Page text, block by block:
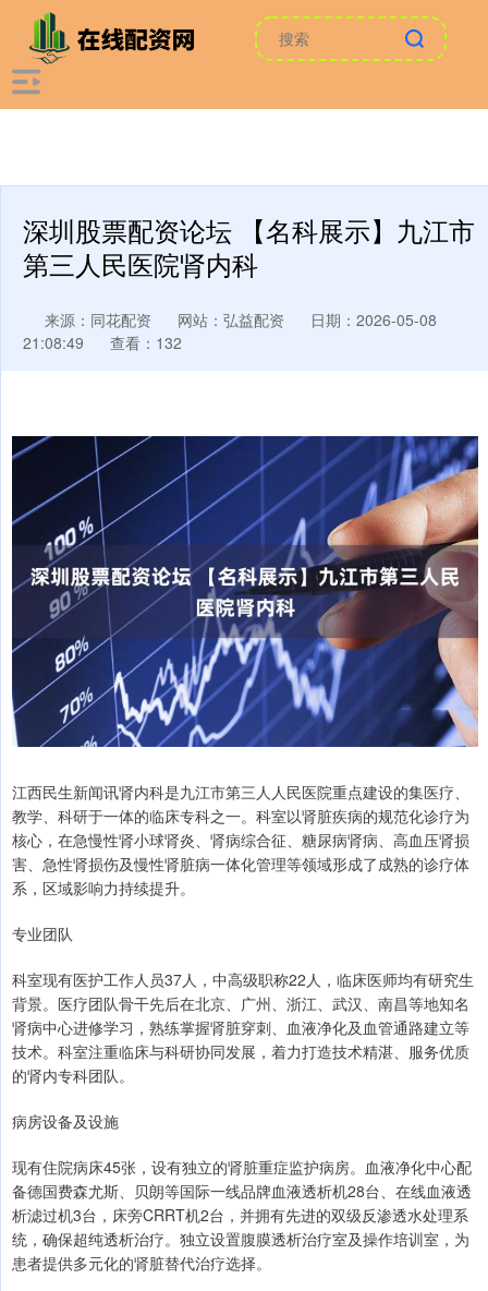
深圳股票配资论坛 【名科展示】九江市
第三人民医院肾内科
来源：同花配资 网站：弘益配资
日期：2026-05-08
21:08:49
查看：132
江西民生新闻讯肾内科是九江市第三人人民医院重点建设的集医疗、
教学、科研于一体的临床专科之一。科室以肾脏疾病的规范化诊疗为
核心，在急慢性肾小球肾炎、肾病综合征、糖尿病肾病、高血压肾损
害、急性肾损伤及慢性肾脏病一体化管理等领域形成了成熟的诊疗体
系，区域影响力持续提升。
专业团队
科室现有医护工作人员37人，中高级职称22人，临床医师均有研究生
背景。医疗团队骨干先后在北京、广州、浙江、武汉、南昌等地知名
肾病中心进修学习，熟练掌握肾脏穿刺、血液净化及血管通路建立等
技术。科室注重临床与科研协同发展，着力打造技术精湛、服务优质
的肾内专科团队。
病房设备及设施
现有住院病床45张，设有独立的肾脏重症监护病房。血液净化中心配
备德国费森尤斯、贝朗等国际一线品牌血液透析机28台、在线血液透
析滤过机3台，床旁CRRT机2台，并拥有先进的双级反渗透水处理系
统，确保超纯透析治疗。独立设置腹膜透析治疗室及操作培训室，为
患者提供多元化的肾脏替代治疗选择。